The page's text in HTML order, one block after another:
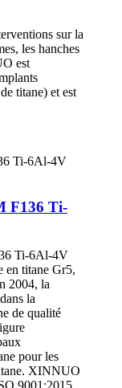
sur la
les hanches
est
titane) et est
F136 Ti-
Ti-6Al-4V
en titane Gr5,
2004, la
la
de qualité
pour les
XINNUO